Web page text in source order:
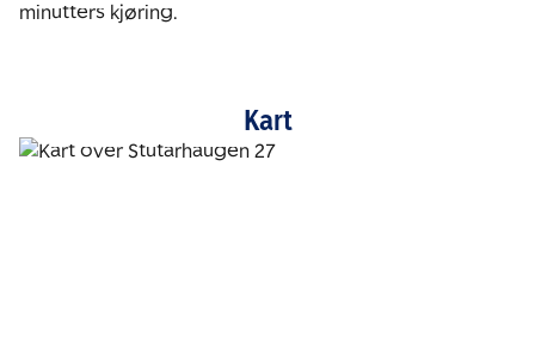
minutters kjøring.
Kart